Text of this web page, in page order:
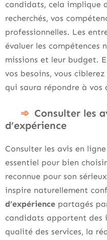
candidats, cela implique
recherchés, vos
professionnelles. Les
évaluer les compétences
missions et leur budget.
vos besoins, vous
qui saura répondre à vos
Consulter les
d’expérience
Consulter les avis en
essentiel pour bien
reconnue pour son
inspire naturellement
d’expérience partagés
candidats apportent des
qualité des services, la